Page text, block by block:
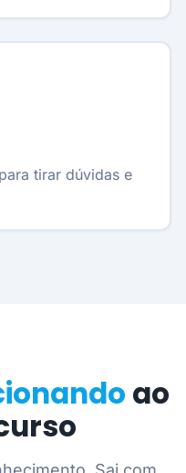
tirar dúvidas e
ao